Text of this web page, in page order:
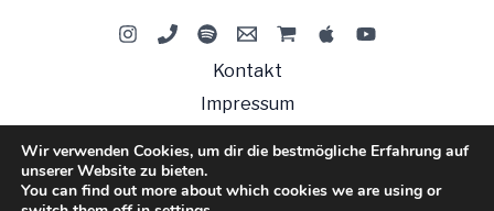
Kontakt
Impressum
Wir verwenden Cookies, um dir die bestmögliche Erfahrung auf
unserer Website zu bieten.
You can find out more about which cookies we are using or